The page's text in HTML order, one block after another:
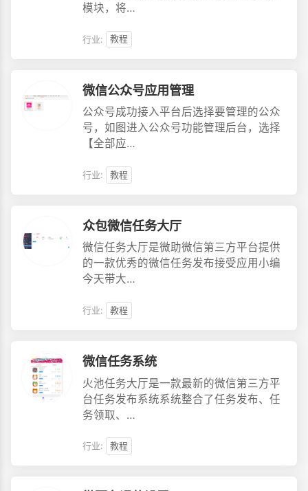
模块，将…
行业: 教程
微信公众号应用管理
公众号成功接入平台后选择要管理的公众
号，如图进入公众号功能管理后台，选择
【全部应…
行业: 教程
众包微信任务大厅
微信任务大厅是微助微信第三方平台提供
的一款优秀的微信任务发布接受应用小编
今天带大…
行业: 教程
微信任务系统
火池任务大厅是一款最新的微信第三方平
台任务发布系统系统整合了任务发布、任
务领取、…
行业: 教程